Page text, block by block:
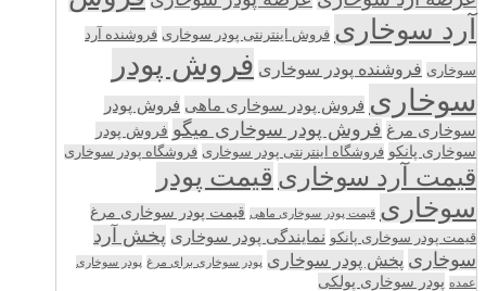
آرد سوخاری فروش اینترنتی پودر سوخاری فروشنده آرد
سوخاری فروشنده پودر سوخاری فروش پودر
سوخاری فروش پودر سوخاری ماهی فروش پودر
سوخاری مرغ فروش پودر سوخاری میگو فروش پودر
سوخاری پانکو فروشگاه اینترنتی پودر سوخاری فروشگاه پودر سوخاری
قیمت آرد سوخاری قیمت پودر
سوخاری قیمت پودر سوخاری ماهی قیمت پودر سوخاری مرغ
قیمت پودر سوخاری پانکو نمایندگی پودر سوخاری پخش آرد
سوخاری پخش پودر سوخاری پودر سوخاری برای مرغ پودر سوخاری
عمده پودر سوخاری پولکی